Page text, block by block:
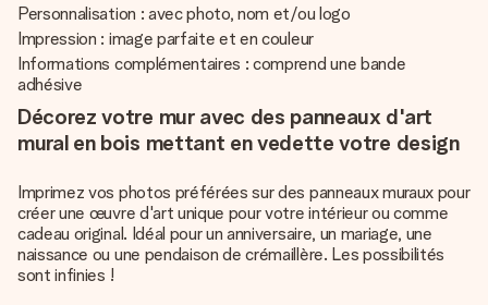
Personnalisation : avec photo, nom et/ou logo
Impression : image parfaite et en couleur
Informations complémentaires : comprend une bande
adhésive
Décorez votre mur avec des panneaux d'art
mural en bois mettant en vedette votre design
Imprimez vos photos préférées sur des panneaux muraux pour
créer une œuvre d'art unique pour votre intérieur ou comme
cadeau original. Idéal pour un anniversaire, un mariage, une
naissance ou une pendaison de crémaillère. Les possibilités
sont infinies !